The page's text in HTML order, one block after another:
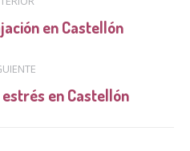
Publicaciónen Castellón
Publicaciónen Castellón